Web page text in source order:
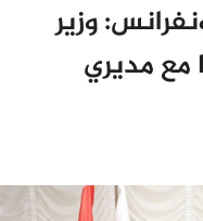
وزير
مع مديري